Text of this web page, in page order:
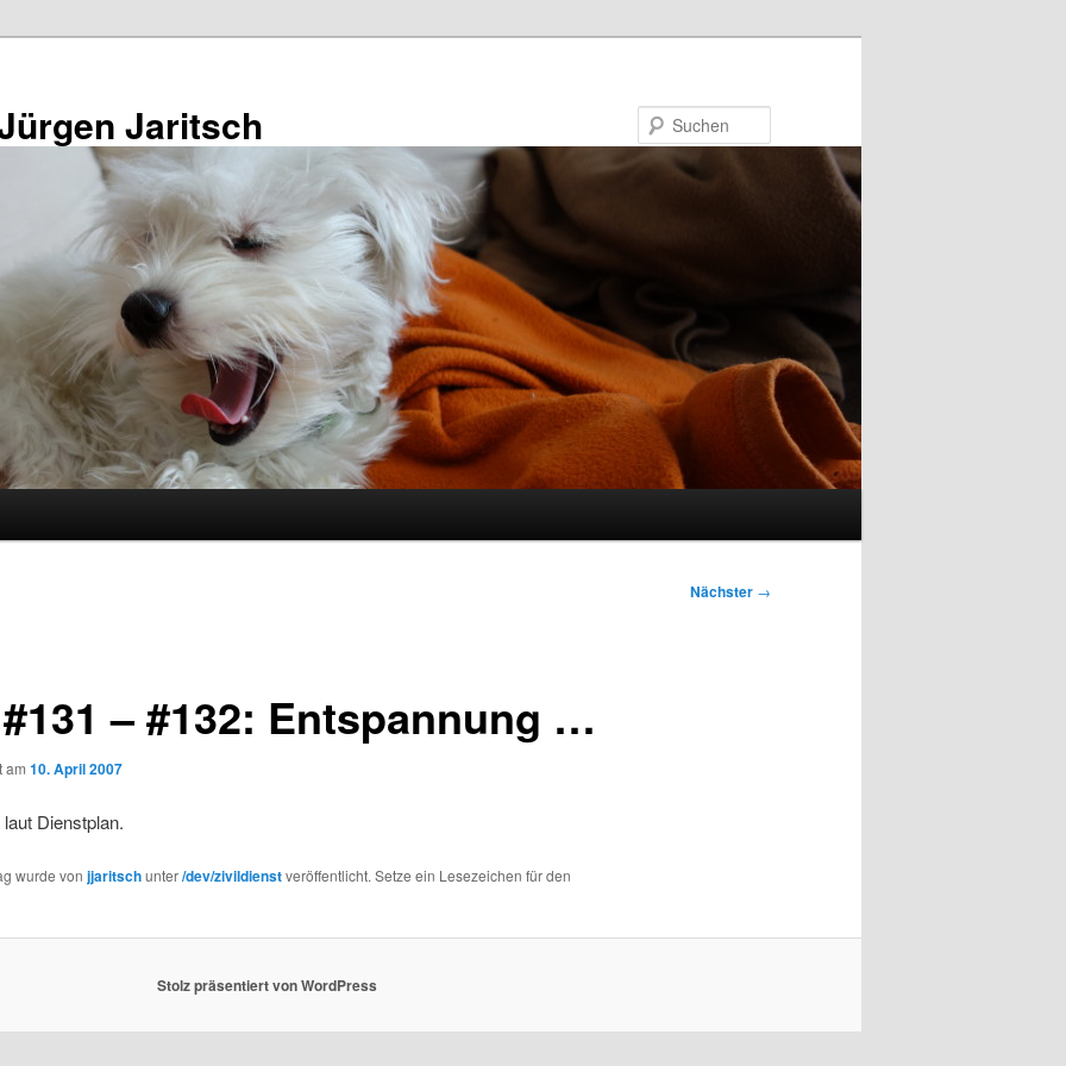
Jaritsch
Nächster →
– #132: Entspannung …
am 10. April 2007
Dienstplan.
wurde von jjaritschunter/dev/zivildienstveröffentlicht. Setze ein Lesezeichen für den
Stolz präsentiert von WordPress